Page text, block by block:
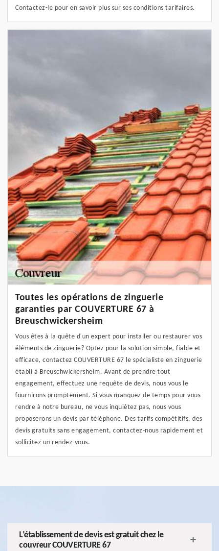
Contactez-le pour en savoir plus sur ses conditions tarifaires.
Toutes les opérations de zinguerie
garanties par COUVERTURE 67 à
Breuschwickersheim
Vous êtes à la quête d'un expert pour installer ou restaurer vos
éléments de zinguerie? Optez pour la solution simple, fiable et
efficace, contactez COUVERTURE 67 le spécialiste en zinguerie
établi à Breuschwickersheim. Avant de prendre tout
engagement, effectuez une requête de devis, nous vous le
fournirons promptement. Si vous manquez de temps pour vous
rendre à notre bureau, ne vous inquiétez pas, nous vous
proposerons un devis par téléphone. Des tarifs compétitifs, des
devis gratuits sans engagement, contactez-nous rapidement et
sollicitez un rendez-vous.
L’établissement de devis est gratuit chez le
couvreur COUVERTURE 67